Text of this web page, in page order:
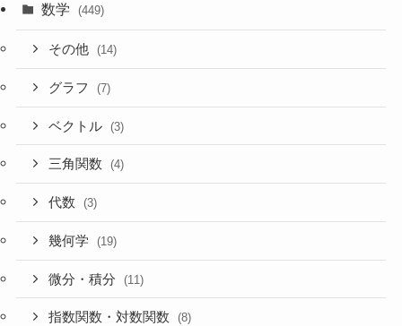
数学 (449)
その他 (14)
グラフ (7)
ベクトル (3)
三角関数 (4)
代数 (3)
幾何学 (19)
微分・積分 (11)
指数関数・対数関数 (8)